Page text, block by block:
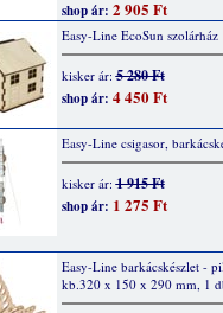
shop ár: 2 905 Ft
Easy-Line EcoSun szolárház
kisker ár:5 280 Ft
shop ár: 4 450 Ft
Easy-Line csigasor,
kisker ár:1 915 Ft
shop ár: 1 275 Ft
Easy-Line barkácskészlet -
kb.320 x 150 x 290 mm, 1